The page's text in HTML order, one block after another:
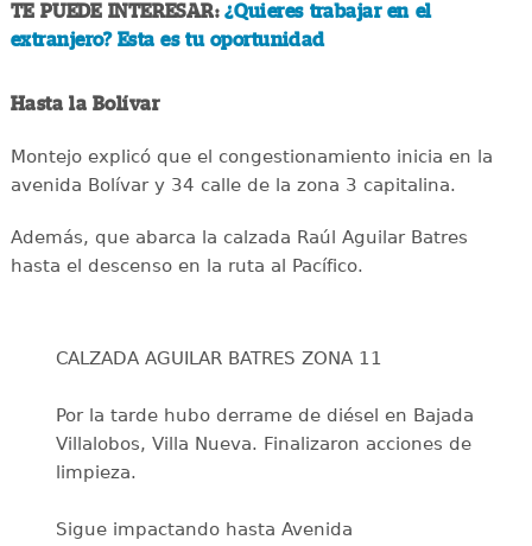
TE PUEDE INTERESAR:¿Quieres trabajar en el
extranjero? Esta es tu oportunidad
Hasta la Bolívar
Montejo explicó que el congestionamiento inicia en la
avenida Bolívar y 34 calle de la zona 3 capitalina.
Además, que abarca la calzada Raúl Aguilar Batres
hasta el descenso en la ruta al Pacífico.
CALZADA AGUILAR BATRES ZONA 11
Por la tarde hubo derrame de diésel en Bajada
Villalobos, Villa Nueva. Finalizaron acciones de
limpieza.
Sigue impactando hasta Avenida